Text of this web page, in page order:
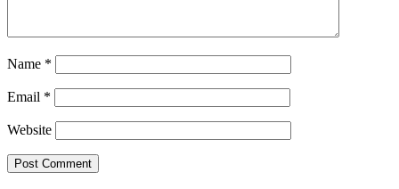
Name *
Email *
Website